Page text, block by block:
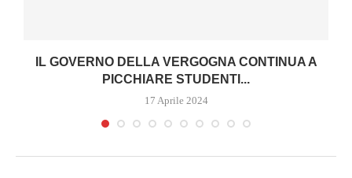
IL GOVERNO DELLA VERGOGNA CONTINUA A
PICCHIARE STUDENTI...
17 Aprile 2024